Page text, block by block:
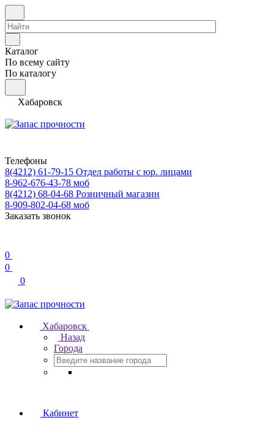
Каталог
По всему сайту
По каталогу
Хабаровск
Телефоны
8(4212) 61-79-15 Отдел работы с юр. лицами
8-962-676-43-78 моб
8(4212) 68-04-68 Розничный магазин
8-909-802-04-68 моб
Заказать звонок
0
0
0
Хабаровск
Назад
Города
Кабинет